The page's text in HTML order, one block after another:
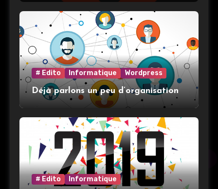
# Edito Informatique Wordpress
Déjà parlons un peu d’organisation
# Edito Informatique